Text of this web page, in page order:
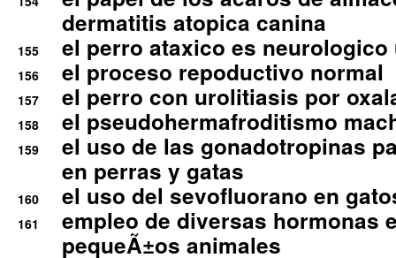
dermatitis atopica canina
155 el perro ataxico es
156 el proceso repoductivo normal
157 el perro con urolitiasis por
158 el pseudohermafroditismo
159
el uso de las gonadotropinas
en perras y gatas
160 el uso del sevofluorano en
161
empleo de diversas hormonas
pequeÃ±os animales